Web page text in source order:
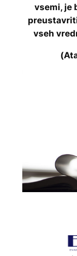
vsemi, je
vseh
(